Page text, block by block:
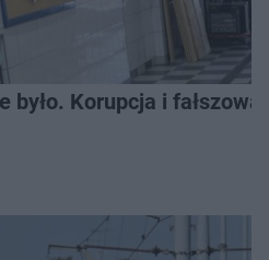
było. Korupcja i